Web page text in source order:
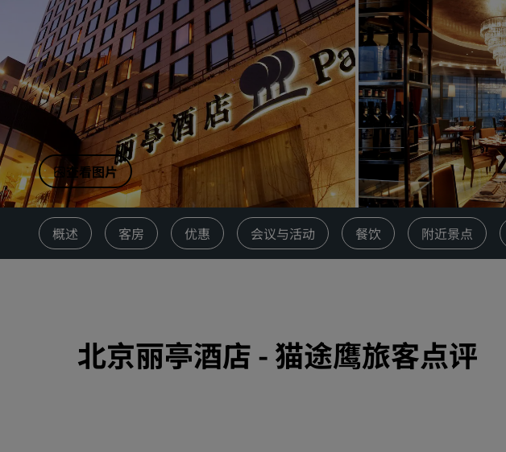
中国附属品牌
查看图片
概述 客房 优惠 会议与活动 餐饮 附近景点
北京丽亭酒店-猫途鹰旅客点评